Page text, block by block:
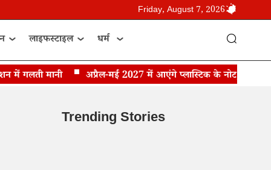
Friday, August 7, 2026
लाइफस्टाइल धर्म
मानी अप्रैल-मई 2027 में आएंगे प्लास्टिक के नोट, RBI गवर्नर
Trending Stories